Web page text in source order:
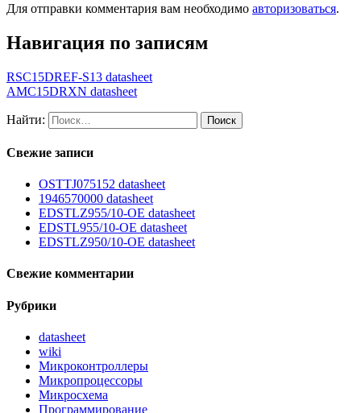
Для отправки комментария вам необходимо авторизоваться.
Навигация по записям
RSC15DREF-S13 datasheet
AMC15DRXN datasheet
Найти:
Свежие записи
OSTTJ075152 datasheet
1946570000 datasheet
EDSTLZ955/10-OE datasheet
EDSTL955/10-OE datasheet
EDSTLZ950/10-OE datasheet
Свежие комментарии
Рубрики
datasheet
wiki
Микроконтроллеры
Микропроцессоры
Микросхема
Программирование